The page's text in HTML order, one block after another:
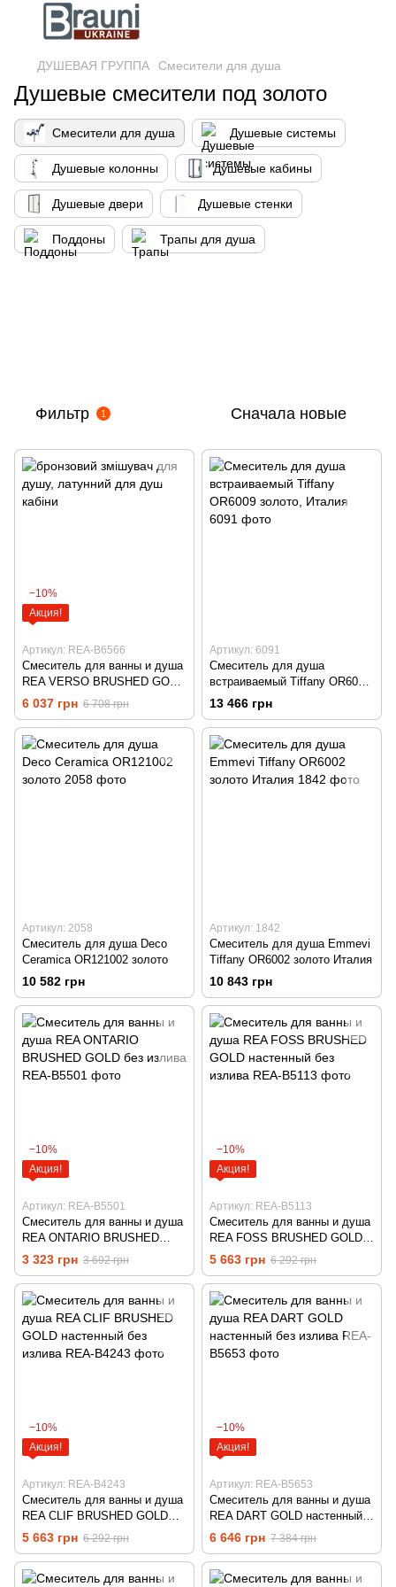
ДУШЕВАЯ ГРУППА Смесители для душа
Душевые смесители под золото
Смесители для душа Душевые системы
Душевые колонны Душевые кабины
Душевые двери Душевые стенки
Поддоны Трапы для душа
Фильтр 1 Сначала новые
−10%
Акция!
Артикул: REA-B6566
Смеситель для ванны и душа
REA VERSO BRUSHED GOLD
матовое золото \ бронза
6 037 грн 6 708 грн
Артикул: 6091
Смеситель для душа
встраиваемый Tiffany OR6009
золото, Италия
13 466 грн
Артикул: 2058
Смеситель для душа Deco
Ceramica OR121002 золото
10 582 грн
Артикул: 1842
Смеситель для душа Emmevi
Tiffany OR6002 золото Италия
10 843 грн
−10%
Акция!
Артикул: REA-B5501
Смеситель для ванны и душа
REA ONTARIO BRUSHED
GOLD без излива
3 323 грн 3 692 грн
−10%
Акция!
Артикул: REA-B5113
Смеситель для ванны и душа
REA FOSS BRUSHED GOLD
настенный без излива
5 663 грн 6 292 грн
−10%
Акция!
Артикул: REA-B4243
Смеситель для ванны и душа
REA CLIF BRUSHED GOLD
настенный без излива
5 663 грн 6 292 грн
−10%
Акция!
Артикул: REA-B5653
Смеситель для ванны и душа
REA DART GOLD настенный
без излива
6 646 грн 7 384 грн